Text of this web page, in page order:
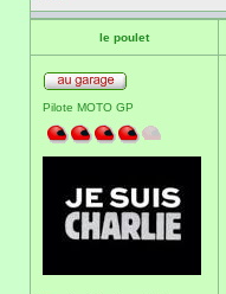
le poulet
Pilote MOTO GP